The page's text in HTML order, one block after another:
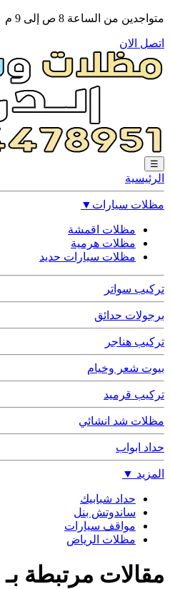
متواجدين من الساعة 8 ص إلى 9 م
اتصل الان
☰
الرئيسية
مظلات سيارات ▼
مظلات اقمشة
مظلات هرمية
مظلات سيارات حديد
تركيب سواتر
برجولات حدائق
تركيب هناجر
بيوت شعر وخيام
تركيب قرميد
مظلات شد انشائي
حداد ابواب
المزيد ▼
حداد شبابيك
ساندوتش بنل
مواقف سيارات
مظلات الرياض
مقالات مرتبطة بـ